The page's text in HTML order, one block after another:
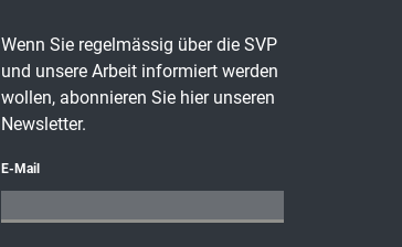
Wenn Sie regelmässig über die SVP
und unsere Arbeit informiert werden
wollen, abonnieren Sie hier unseren
Newsletter.
E-Mail